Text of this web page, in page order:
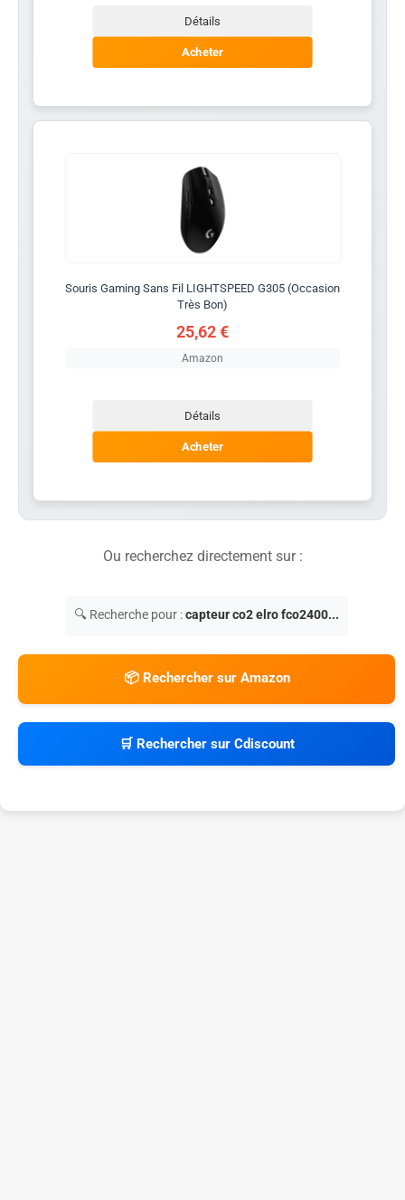
Détails
Acheter
Souris Gaming Sans Fil LIGHTSPEED G305 (Occasion
Très Bon)
25,62 €
Amazon
Détails
Acheter
Ou recherchez directement sur :
🔍 Recherche pour :capteur co2 elro fco2400...
📦 Rechercher sur Amazon
🛒 Rechercher sur Cdiscount